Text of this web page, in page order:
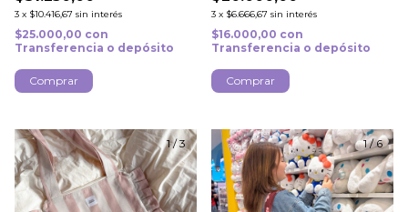
3 x $10.416,67 sin interés
$25.000,00 con
Transferencia o depósito
Comprar
3 x $6.666,67 sin interés
$16.000,00 con
Transferencia o depósito
1/3 1/6